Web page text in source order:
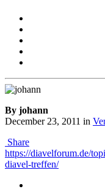
By johann
December 23, 2011 in
Share
https://diavelforum.de/
diavel-treffen/